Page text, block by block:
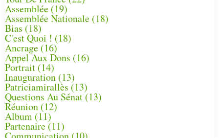
Assemblée (19)
Assemblée Nationale (18)
Bias (18)
C'est Quoi ! (18)
Ancrage (16)
Appel Aux Dons (16)
Portrait (14)
Inauguration (13)
Patriciamirallès (13)
Questions Au Sénat(13)
Réunion (12)
Album (11)
Partenaire(11)